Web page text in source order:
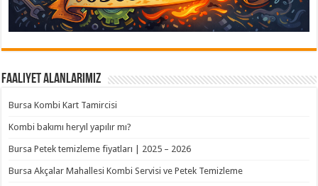
Faaliyet Alanlarımız
Bursa Kombi Kart Tamircisi
Kombi bakımı heryıl yapılır mı?
Bursa Petek temizleme fiyatları | 2025 – 2026
Bursa Akçalar Mahallesi Kombi Servisi ve Petek Temizleme